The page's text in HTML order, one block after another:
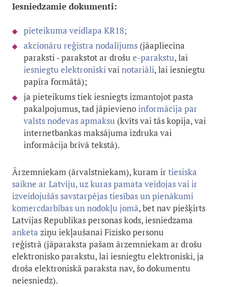
Iesniedzamie dokumenti:
pieteikuma veidlapa KR18;
akcionāru reģistra nodalījums (jāapliecina
paraksti - parakstot ar drošue-parakstu, lai
iesniegtu elektroniskivainotariāli, lai iesniegtu
papīra formātā); ​​
ja pieteikums tiek iesniegts izmantojot pasta
pakalpojumus, tad jāpievienoinformācija par
valsts nodevas apmaksu (kvīts vai tās kopija, vai
internetbankas maksājuma izdruka vai
informācija brīvā tekstā).
Ārzemniekam (ārvalstniekam), kuram irtiesiska
saikne ar Latviju, uz kuras pamata veidojas vai ir
izveidojušās savstarpējas tiesības un pienākumi
komercdarbības un nodokļu jomā, bet nav piešķirts
Latvijas Republikas personas kods, iesniedzama
anketa ziņu iekļaušanai Fizisko personu
reģistrā (jāparaksta pašam ārzemniekam ar drošu
elektronisko parakstu, lai iesniegtu elektroniski, ja
droša elektroniskā paraksta nav, šo dokumentu
neiesniedz).